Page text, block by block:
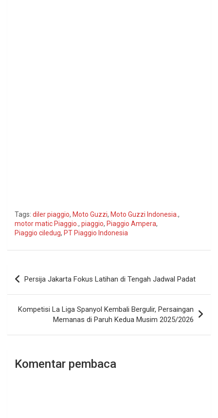
Tags: diler piaggio, Moto Guzzi, Moto Guzzi Indonesia.,
motor matic Piaggio., piaggio, Piaggio Ampera,
Piaggio ciledug, PT Piaggio Indonesia
Navigasi
pos
Persija Jakarta Fokus Latihan di Tengah Jadwal Padat
Kompetisi La Liga Spanyol Kembali Bergulir, Persaingan
Memanas di Paruh Kedua Musim 2025/2026
Komentar pembaca